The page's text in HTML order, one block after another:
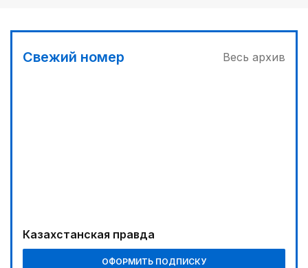
Свежий номер Весь архив
Казахстанская правда
ОФОРМИТЬ ПОДПИСКУ